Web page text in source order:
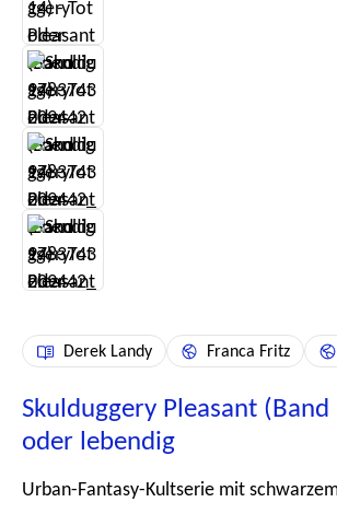
Derek Landy Franca Fritz
Skulduggery Pleasant
oder lebendig
Urban-Fantasy-Kultserie mit